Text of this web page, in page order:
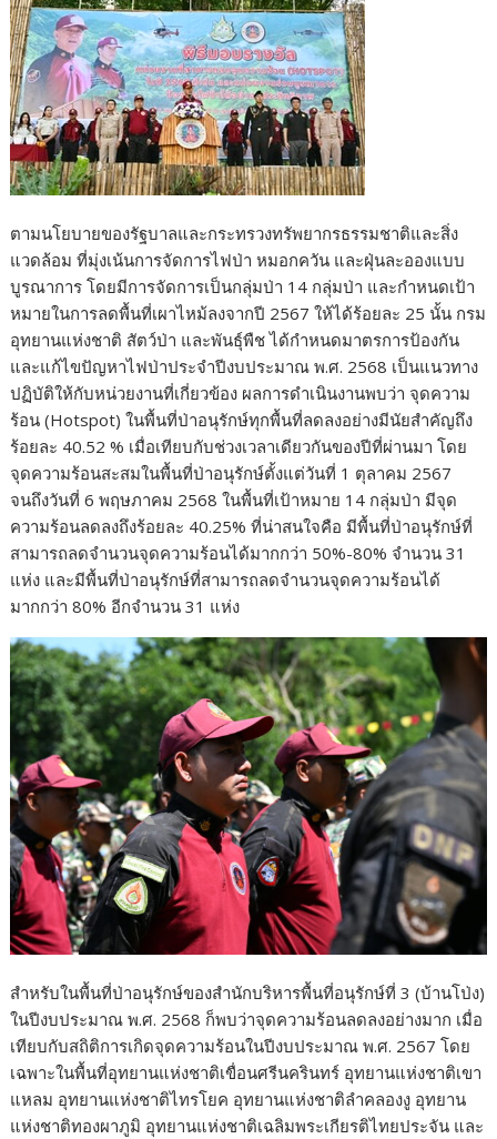
ตามนโยบายของรัฐบาลและกระทรวงทรัพยากรธรรมชาติและสิ่ง
แวดล้อม ที่มุ่งเน้นการจัดการไฟป่า หมอกควัน และฝุ่นละอองแบบ
บูรณาการ โดยมีการจัดการเป็นกลุ่มป่า 14 กลุ่มป่า และกำหนดเป้า
หมายในการลดพื้นที่เผาไหม้ลงจากปี 2567 ให้ได้ร้อยละ 25 นั้น กรม
อุทยานแห่งชาติ สัตว์ป่า และพันธุ์พืช ได้กำหนดมาตรการป้องกัน
และแก้ไขปัญหาไฟป่าประจำปีงบประมาณ พ.ศ. 2568 เป็นแนวทาง
ปฏิบัติให้กับหน่วยงานที่เกี่ยวข้อง ผลการดำเนินงานพบว่า จุดความ
ร้อน (Hotspot) ในพื้นที่ป่าอนุรักษ์ทุกพื้นที่ลดลงอย่างมีนัยสำคัญถึง
ร้อยละ 40.52 % เมื่อเทียบกับช่วงเวลาเดียวกันของปีที่ผ่านมา โดย
จุดความร้อนสะสมในพื้นที่ป่าอนุรักษ์ตั้งแต่วันที่ 1 ตุลาคม 2567
จนถึงวันที่ 6 พฤษภาคม 2568 ในพื้นที่เป้าหมาย 14 กลุ่มป่า มีจุด
ความร้อนลดลงถึงร้อยละ 40.25% ที่น่าสนใจคือ มีพื้นที่ป่าอนุรักษ์ที่
สามารถลดจำนวนจุดความร้อนได้มากกว่า 50%-80% จำนวน 31
แห่ง และมีพื้นที่ป่าอนุรักษ์ที่สามารถลดจำนวนจุดความร้อนได้
มากกว่า 80% อีกจำนวน 31 แห่ง
สำหรับในพื้นที่ป่าอนุรักษ์ของสำนักบริหารพื้นที่อนุรักษ์ที่ 3 (บ้านโป่ง)
ในปีงบประมาณ พ.ศ. 2568 ก็พบว่าจุดความร้อนลดลงอย่างมาก เมื่อ
เทียบกับสถิติการเกิดจุดความร้อนในปีงบประมาณ พ.ศ. 2567 โดย
เฉพาะในพื้นที่อุทยานแห่งชาติเขื่อนศรีนครินทร์ อุทยานแห่งชาติเขา
แหลม อุทยานแห่งชาติไทรโยค อุทยานแห่งชาติลำคลองงู อุทยาน
แห่งชาติทองผาภูมิ อุทยานแห่งชาติเฉลิมพระเกียรติไทยประจัน และ